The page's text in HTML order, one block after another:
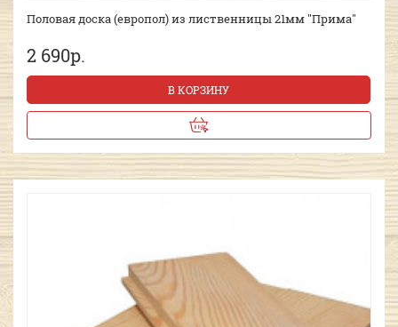
Половая доска (европол) из лиственницы 21мм "Прима"
2 690р.
В КОРЗИНУ